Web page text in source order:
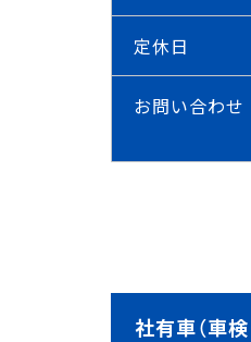
定休日
お問い合わせ
社有⾞（⾞検